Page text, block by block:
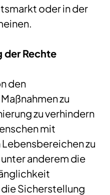
oder in der
der Rechte
den
zu
zu verhindern
mit
zu
anderem die
Sicherstellung